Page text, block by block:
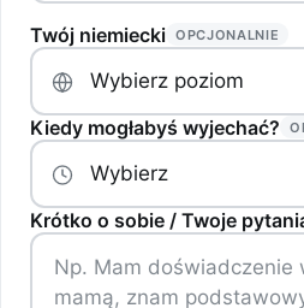
Twój niemiecki OPCJONALNIE
Kiedy mogłabyś wyjechać?
Krótko o sobie / Twoje